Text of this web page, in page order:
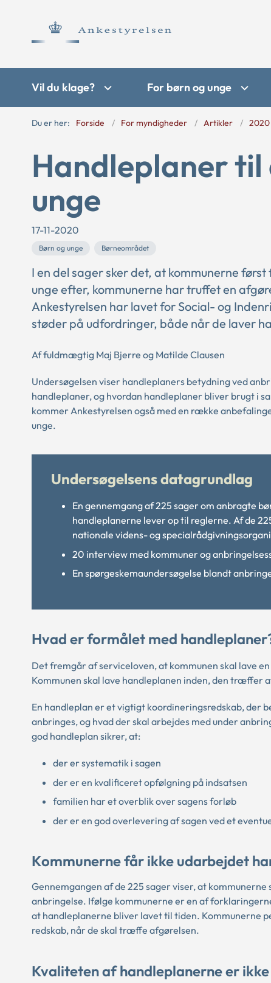
Vil du klage? For børn og unge
Du er her: Forside For myndigheder Artikler 2020
Handleplaner
unge
17-11-2020
Børn og unge Børneområdet
I en del sager sker det, at kommunerne
unge efter, kommunerne har truffet en
Ankestyrelsen har lavet for Social- og
støder på udfordringer, både når de laver
Af fuldmægtig Maj Bjerre og Matilde Clausen
Undersøgelsen viser handleplaners betydning ved
handleplaner, og hvordan handleplaner bliver brugt i
kommer Ankestyrelsen også med en række
unge.
Undersøgelsens datagrundlag
En gennemgang af 225 sager om anbragte
handleplanerne lever op til reglerne. Af de
nationale videns- og
20 interview med kommuner og
En spørgeskemaundersøgelse blandt
Hvad er formålet med
Det fremgår af serviceloven, at kommunen skal lave
Kommunen skal lave handleplanen inden, den træffer
En handleplan er et vigtigt koordineringsredskab, der
anbringes, og hvad der skal arbejdes med under
god handleplan sikrer, at:
der er systematik i sagen
der er en kvalificeret opfølgning på indsatsen
familien har et overblik over sagens forløb
der er en god overlevering af sagen ved et
Kommunerne får ikke udarbejdet
Gennemgangen af de 225 sager viser, at
anbringelse. Ifølge kommunerne er en af
at handleplanerne bliver lavet til tiden. Kommunerne
redskab, når de skal træffe afgørelsen.
Kvaliteten af handleplanerne er